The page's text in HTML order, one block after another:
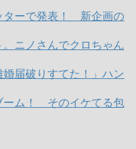
ターで発表！ 新企画の
ニノさんでクロちゃん
届破りすてた！」ハン
ーム！ そのイケてる包